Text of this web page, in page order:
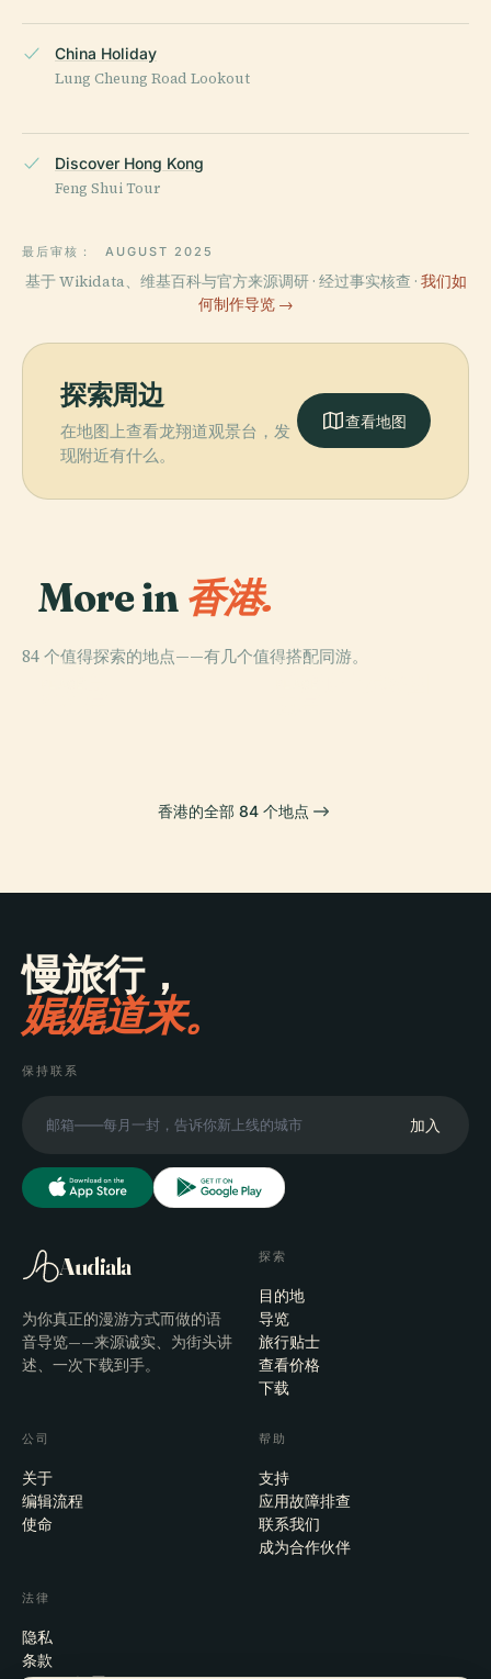
China Holiday
Lung Cheung Road Lookout
Discover Hong Kong
Feng Shui Tour
最后审核： AUGUST 2025
基于 Wikidata、维基百科与官方来源调研 · 经过事实核查 · 我们如
何制作导览 →
探索周边
在地图上查看龙翔道观景台，发
现附近有什么。
查看地图
More in 香港.
84 个值得探索的地点——有几个值得搭配同游。
PLACE PLACE
香港的全部 84 个地点
慢旅行，
娓娓道来。
保持联系
加入
Audiala
为你真正的漫游方式而做的语
音导览——来源诚实、为街头讲
述、一次下载到手。
探索
目的地
导览
旅行贴士
查看价格
下载
公司
关于
编辑流程
使命
帮助
支持
应用故障排查
联系我们
成为合作伙伴
法律
隐私
条款